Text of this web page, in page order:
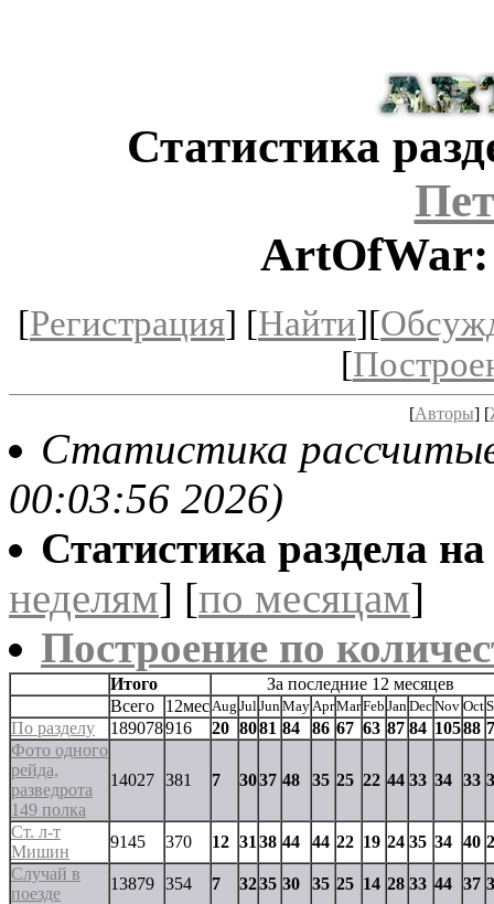
Статистика
ArtOfWar:
[Регистрация] [Найти][
[
[Авторы] [
Статистика
00:03:56 2026)
Статистика раздела
неделям] [по месяцам]
Построение по
Итого
За последние 12 месяцев
Всего
12мес Aug Jul Jun May AprMarFeb Jan DecNov Oct
По разделу 189078916 20 8081 84 86 67 63 87 84 10588
Фото одного
рейда,
разведрота
149 полка
14027 381 7 3037 48 35 25 22 44 33 34 33
Ст. л-т
Мишин
9145 370 12 31 38 44 44 22 19 24 35 34 40
Случай в
поезде
13879 354 7 3235 30 35 25 14 28 33 44 37